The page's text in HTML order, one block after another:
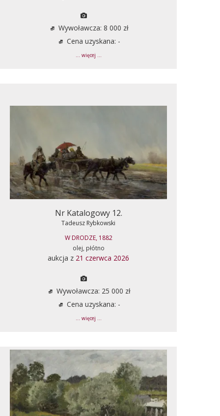
Wywoławcza: 8 000 zł
Cena uzyskana: -
... więcej ...
Nr Katalogowy 12.
Tadeusz Rybkowski
W DRODZE, 1882
olej, płótno
aukcja z 21 czerwca 2026
Wywoławcza: 25 000 zł
Cena uzyskana: -
... więcej ...